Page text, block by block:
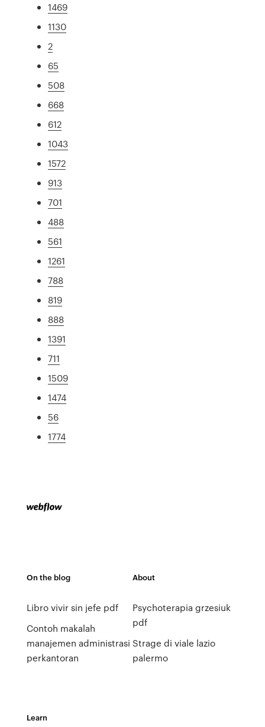
1469
1130
2
65
508
668
612
1043
1572
913
701
488
561
1261
788
819
888
1391
711
1509
1474
56
1774
On the blog
Libro vivir sin jefe pdf
Contoh makalah
manajemen administrasi
perkantoran
About
Psychoterapia grzesiuk
pdf
Strage di viale lazio
palermo
Learn